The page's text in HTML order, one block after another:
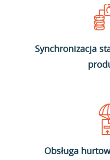
Synchronizacja
Obsługa